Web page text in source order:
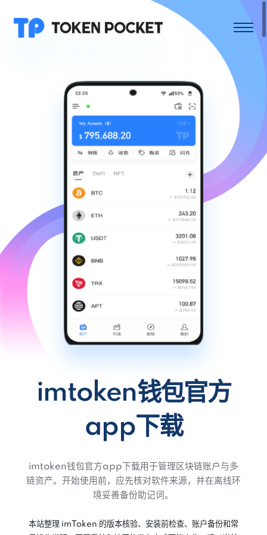
imtoken钱包官方
app下载
imtoken钱包官方app下载用于管理区块链账户与多
链资产。开始使用前，应先核对软件来源，并在离线环
境妥善备份助记词。
本站整理 imToken 的版本核验、安装前检查、账户备份和常